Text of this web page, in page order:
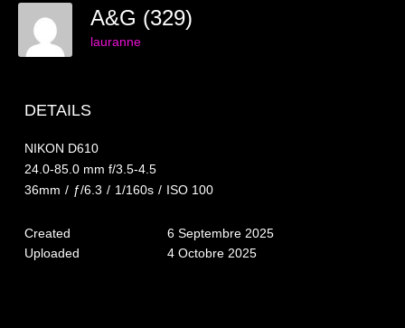
Grossesses
Nouveaux-nés
Enfants
les 8 – 17 ans
A&G (329)
lauranne
DETAILS
NIKON D610
24.0-85.0 mm f/3.5-4.5
36mm / ƒ/6.3 / 1/160s / ISO 100
Created
6 Septembre 2025
Uploaded
4 Octobre 2025